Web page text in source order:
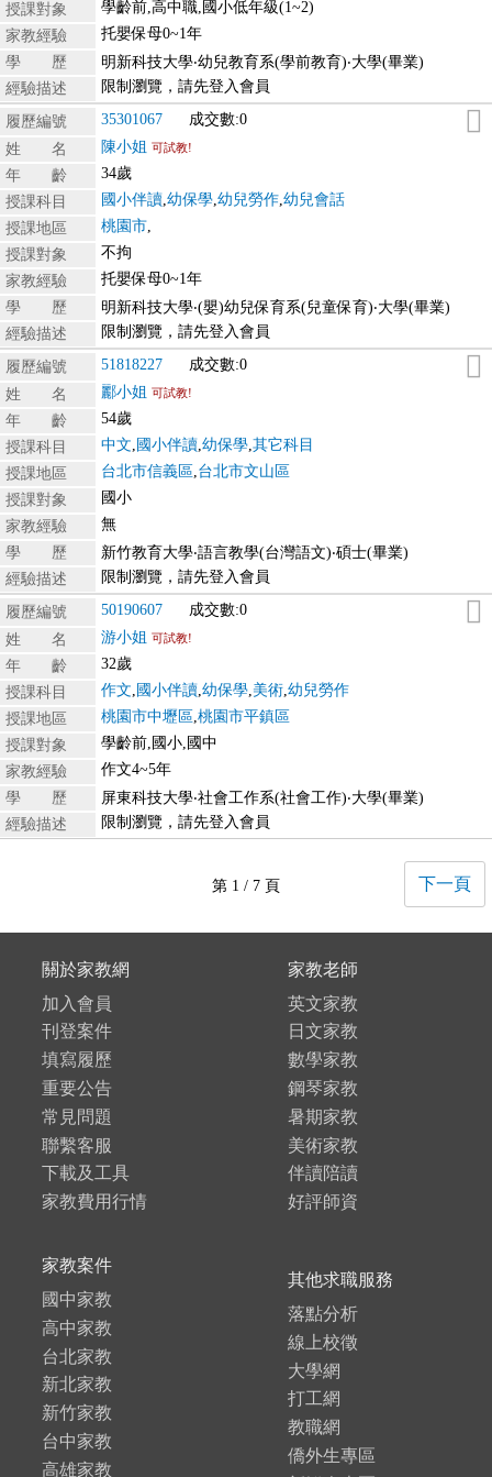
授課對象
學齡前,高中職,國小低年級(1~2)
家教經驗
托嬰保母0~1年
學 歷
明新科技大學‧幼兒教育系(學前教育)‧大學(畢業)
經驗描述
限制瀏覽，請先登入會員
履歷編號 35301067
成交數:0
姓 名
陳小姐 可試教!
年 齡
34歲
授課科目
國小伴讀 幼保學 幼兒勞作 幼兒會話
授課地區
桃園市
授課對象
不拘
家教經驗
托嬰保母0~1年
學 歷
明新科技大學‧(嬰)幼兒保育系(兒童保育)‧大學(畢業)
經驗描述
限制瀏覽，請先登入會員
履歷編號 51818227
成交數:0
姓 名
酈小姐 可試教!
年 齡
54歲
授課科目
中文 國小伴讀 幼保學 其它科目
授課地區
台北市信義區 台北市文山區
授課對象
國小
家教經驗
無
學 歷
新竹教育大學‧語言教學(台灣語文)‧碩士(畢業)
經驗描述
限制瀏覽，請先登入會員
履歷編號 50190607
成交數:0
姓 名
游小姐 可試教!
年 齡
32歲
授課科目
作文 國小伴讀 幼保學 美術 幼兒勞作
授課地區
桃園市中壢區 桃園市平鎮區
授課對象
學齡前,國小,國中
家教經驗
作文4~5年
學 歷
屏東科技大學‧社會工作系(社會工作)‧大學(畢業)
經驗描述
限制瀏覽，請先登入會員
第 1 / 7 頁 下一頁
關於家教網
加入會員
刊登案件
填寫履歷
重要公告
常見問題
聯繫客服
下載及工具
家教費用行情
家教老師
英文家教
日文家教
數學家教
鋼琴家教
暑期家教
美術家教
伴讀陪讀
好評師資
家教案件
國中家教
高中家教
台北家教
新北家教
新竹家教
台中家教
高雄家教
其他求職服務
落點分析
線上校徵
大學網
打工網
教職網
僑外生專區